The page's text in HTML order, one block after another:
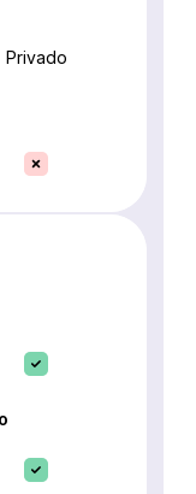
Privado